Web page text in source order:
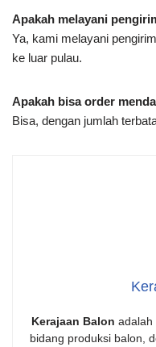
Apakah melayani
Ya, kami melayani
ke luar pulau.
Apakah bisa order
Bisa, dengan jumlah
Kerajaan Balon adalah
bidang produksi balon,